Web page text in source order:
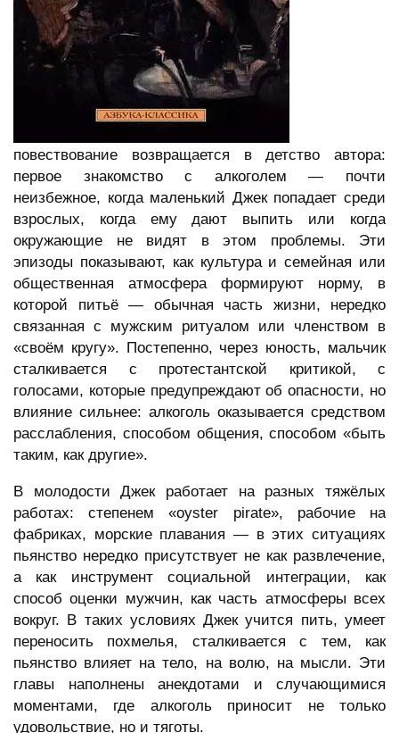
повествование возвращается в детство автора:
первое знакомство с алкоголем — почти
неизбежное, когда маленький Джек попадает среди
взрослых, когда ему дают выпить или когда
окружающие не видят в этом проблемы. Эти
эпизоды показывают, как культура и семейная или
общественная атмосфера формируют норму, в
которой питьё — обычная часть жизни, нередко
связанная с мужским ритуалом или членством в
«своём кругу». Постепенно, через юность, мальчик
сталкивается с протестантской критикой, с
голосами, которые предупреждают об опасности, но
влияние сильнее: алкоголь оказывается средством
расслабления, способом общения, способом «быть
таким, как другие».
В молодости Джек работает на разных тяжёлых
работах: степенем «oyster pirate», рабочие на
фабриках, морские плавания — в этих ситуациях
пьянство нередко присутствует не как развлечение,
а как инструмент социальной интеграции, как
способ оценки мужчин, как часть атмосферы всех
вокруг. В таких условиях Джек учится пить, умеет
переносить похмелья, сталкивается с тем, как
пьянство влияет на тело, на волю, на мысли. Эти
главы наполнены анекдотами и случающимися
моментами, где алкоголь приносит не только
удовольствие, но и тяготы.